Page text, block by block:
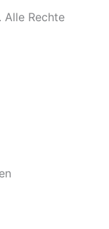
Rechte